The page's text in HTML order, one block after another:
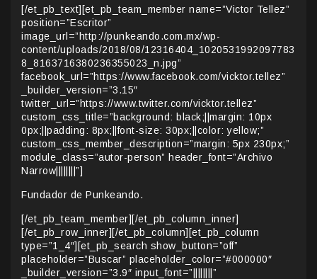
[/et_pb_text][et_pb_team_member name=”Victor Tellez”
position=”Escritor”
image_url=”http://punkeando.com.mx/wp-
content/uploads/2018/08/12316404_1020531992097783
8_8163716380236355023_n.jpg”
facebook_url=”https://www.facebook.com/vicktor.tellez”
_builder_version=”3.15″
twitter_url=”https://www.twitter.com/vicktor.tellez”
custom_css_title=”background: black;||margin: 10px
0px;||padding: 8px;||font-size: 30px;||color: yellow;”
custom_css_member_description=”margin: 5px 230px;”
module_class=”autor-person” header_font=”Archivo
Narrow||||||||”]
Fundador de Punkeando.
[/et_pb_team_member][/et_pb_column_inner]
[/et_pb_row_inner][/et_pb_column][et_pb_column
type=”1_4″][et_pb_search show_button=”off”
placeholder=”Buscar” placeholder_color=”#000000″
_builder_version=”3.9″ input_font=”||||||||”